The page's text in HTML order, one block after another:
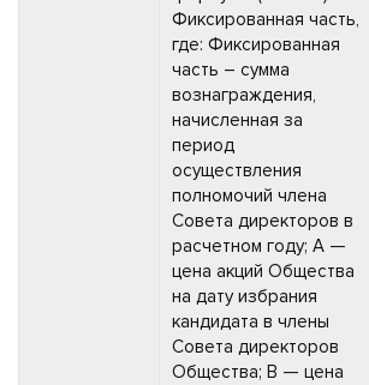
Фиксированная часть,
где: Фиксированная
часть – сумма
вознаграждения,
начисленная за
период
осуществления
полномочий члена
Совета директоров в
расчетном году; A —
цена акций Общества
на дату избрания
кандидата в члены
Совета директоров
Общества; B — цена